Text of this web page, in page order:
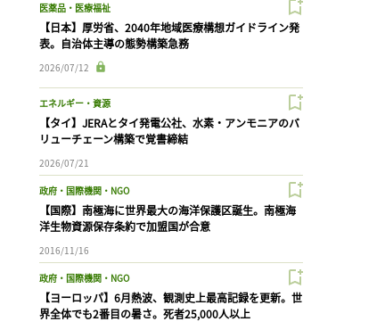
医薬品・医療福祉
【日本】厚労省、2040年地域医療構想ガイドライン発
表。自治体主導の態勢構築急務
2026/07/12
エネルギー・資源
【タイ】JERAとタイ発電公社、水素・アンモニアのバ
リューチェーン構築で覚書締結
2026/07/21
政府・国際機関・NGO
【国際】南極海に世界最大の海洋保護区誕生。南極海
洋生物資源保存条約で加盟国が合意
2016/11/16
政府・国際機関・NGO
【ヨーロッパ】6月熱波、観測史上最高記録を更新。世
界全体でも2番目の暑さ。死者25,000人以上